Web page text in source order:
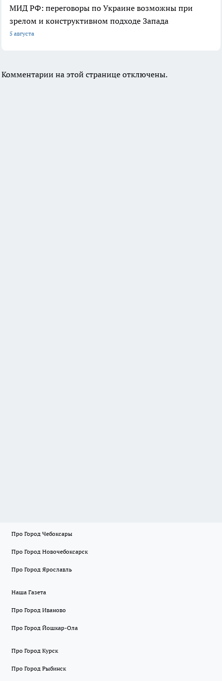
МИД РФ: переговоры по Украине возможны при
зрелом и конструктивном подходе Запада
5 августа
Комментарии на этой странице отключены.
Про Город Чебоксары
Про Город Новочебоксарск
Про Город Ярославль
Наша Газета
Про Город Иваново
Про Город Йошкар-Ола
Про Город Курск
Про Город Рыбинск